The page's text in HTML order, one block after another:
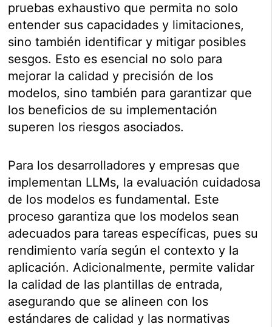
pruebas exhaustivo que permita no solo
entender sus capacidades y limitaciones,
sino también identificar y mitigar posibles
sesgos. Esto es esencial no solo para
mejorar la calidad y precisión de los
modelos, sino también para garantizar que
los beneficios de su implementación
superen los riesgos asociados.
Para los desarrolladores y empresas que
implementan LLMs, la evaluación cuidadosa
de los modelos es fundamental. Este
proceso garantiza que los modelos sean
adecuados para tareas específicas, pues su
rendimiento varía según el contexto y la
aplicación. Adicionalmente, permite validar
la calidad de las plantillas de entrada,
asegurando que se alineen con los
estándares de calidad y las normativas